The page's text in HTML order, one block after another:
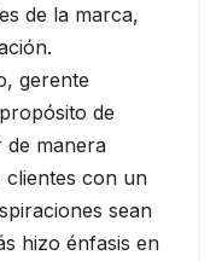
de la marca,
gerente
de
de manera
clientes con un
sean
hizo énfasis en